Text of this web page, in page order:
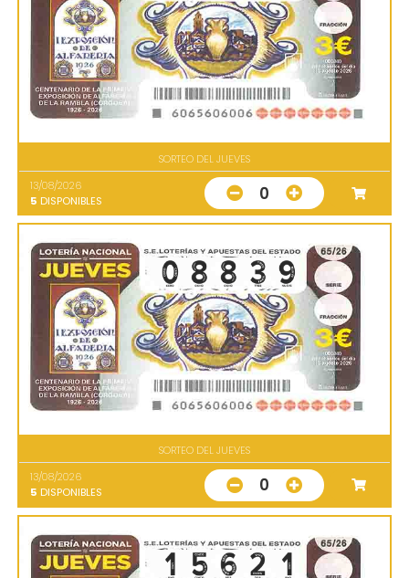
SORTEO DEL JUEVES
13/08/2026
5 DISPONIBLES 0
SORTEO DEL JUEVES
13/08/2026
5 DISPONIBLES 0